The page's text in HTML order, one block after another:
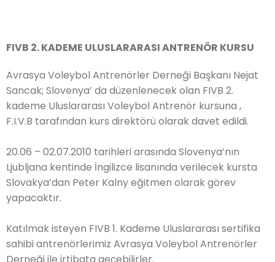
FIVB 2. KADEME ULUSLARARASI ANTRENÖR KURSU
Avrasya Voleybol Antrenörler Derneği Başkanı Nejat
Sancak; Slovenya’ da düzenlenecek olan FIVB 2.
kademe Uluslararası Voleybol Antrenör kursuna ,
F.I.V.B tarafından kurs direktörü olarak davet edildi.
20.06 – 02.07.2010 tarihleri arasında Slovenya’nın
Ljubljana kentinde İngilizce lisanında verilecek kursta
Slovakya’dan Peter Kalny eğitmen olarak görev
yapacaktır.
Katılmak isteyen FIVB 1. Kademe Uluslararası sertifika
sahibi antrenörlerimiz Avrasya Voleybol Antrenörler